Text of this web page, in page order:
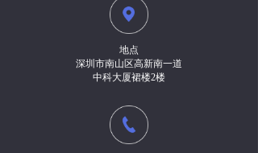
地点
深圳市南山区高新南一道
中科大厦裙楼2楼